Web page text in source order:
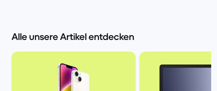
Alle unsere Artikel entdecken